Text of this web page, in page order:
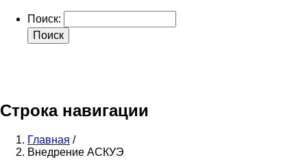
Поиск
Строка навигации
Главная /
Внедрение АСКУЭ